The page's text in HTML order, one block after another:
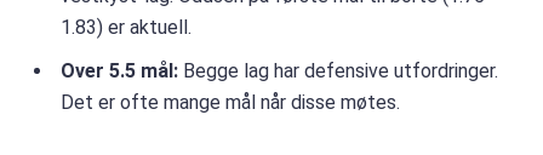
1.83) er aktuell.
Over 5.5 mål: Begge lag har defensive utfordringer.
Det er ofte mange mål når disse møtes.